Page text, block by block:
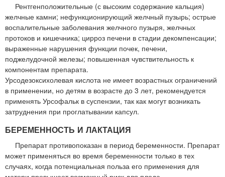
Рентгенположительные (с высоким содержание кальция)
желчные камни; нефункционирующий желчный пузырь; острые
воспалительные заболевания желчного пузыря, желчных
протоков и кишечника; цирроз печени в стадии декомпенсации;
выраженные нарушения функции почек, печени,
поджелудочной железы; повышенная чувствительность к
компонентам препарата.
Урсодезоксихолевая кислота не имеет возрастных ограничений
в применении, но детям в возрасте до 3 лет, рекомендуется
применять Урсофальк в суспензии, так как могут возникать
затруднения при проглатывании капсул.
БЕРЕМЕННОСТЬ И ЛАКТАЦИЯ
Препарат противопоказан в период беременности. Препарат
может применяться во время беременности только в тех
случаях, когда потенциальная польза его применения для